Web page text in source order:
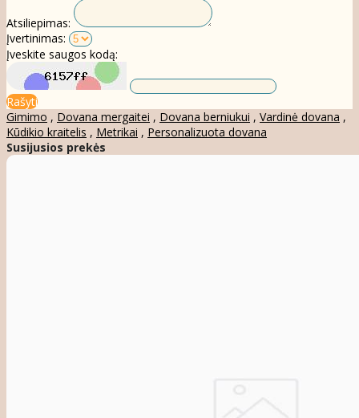
Atsiliepimas:
Įvertinimas:
Įveskite saugos kodą:
Rašyti
Gimimo , Dovana mergaitei , Dovana berniukui , Vardinė dovana ,
Kūdikio kraitelis , Metrikai , Personalizuota dovana
Susijusios prekės